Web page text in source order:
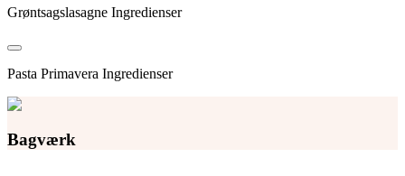
Grøntsagslasagne Ingredienser
Pasta Primavera Ingredienser
Bagværk